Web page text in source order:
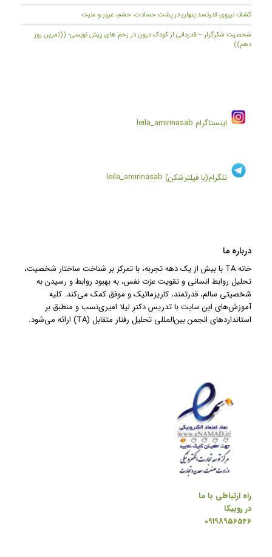
کشف نیروی قدرتمند پنهان در پشت حسادت، خشم، غرور و منیت
شخصیت شکرگزار – قدردانی از کودک درون در زخم های پیش نویسی- ((تمرین روز
دهم))
اینستاگرام leila_amirinasab
تلگرام(با فیلترشکن) leila_amirinasab
درباره ما
خانه TA با بیش از یک دهه تجربه، با تمرکز بر شناخت ساختار شخصیت،
تحلیل روابط انسانی و تقویت عزت نفس، به بهبود روابط و رسیدن به
شخصیتی سالم، قدرتمند، کاریزماتیک و موفق کمک می‌کند. کلیه
آموزش‌های این سایت با تدریس دکتر لیلا امیری‌نسب و منطبق بر
استانداردهای انجمن بین‌المللی تحلیل رفتار متقابل (TA) ارائه می‌شود.
راه ارتباطی با ما
در روبیکا
09198956546